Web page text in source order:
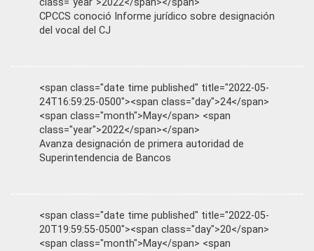
class="year">2022</span></span>
CPCCS conoció Informe jurídico sobre designación
del vocal del CJ
<span class="date time published" title="2022-05-
24T16:59:25-0500"><span class="day">24</span>
<span class="month">May</span> <span
class="year">2022</span></span>
Avanza designación de primera autoridad de
Superintendencia de Bancos
<span class="date time published" title="2022-05-
20T19:59:55-0500"><span class="day">20</span>
<span class="month">May</span> <span